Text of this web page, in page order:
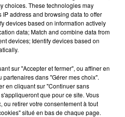
15h38
15h38
choices. These technologies may
address and browsing data to offer
devices based on information actively
data; Match and combine data from
devices; Identify devices based on
sur "Accepter et fermer", ou affiner en
dans "Gérer mes choix".
en cliquant sur "Continuer sans
que pour ce site. Vous
ou retirer votre consentement à tout
situé en bas de chaque page.